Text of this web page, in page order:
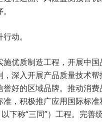
动。
优质制造工程，开展中
深入开展产品质量技术
好的区域品牌。推动消
，积极推广应用国际标
下称“三同”）工程。完